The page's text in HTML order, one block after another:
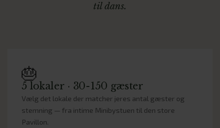
til dans.
🎂
5 lokaler · 30-150 gæster
Vælg det lokale der matcher jeres antal gæster og
stemning — fra intime Minibystuen til den store
Pavillon.